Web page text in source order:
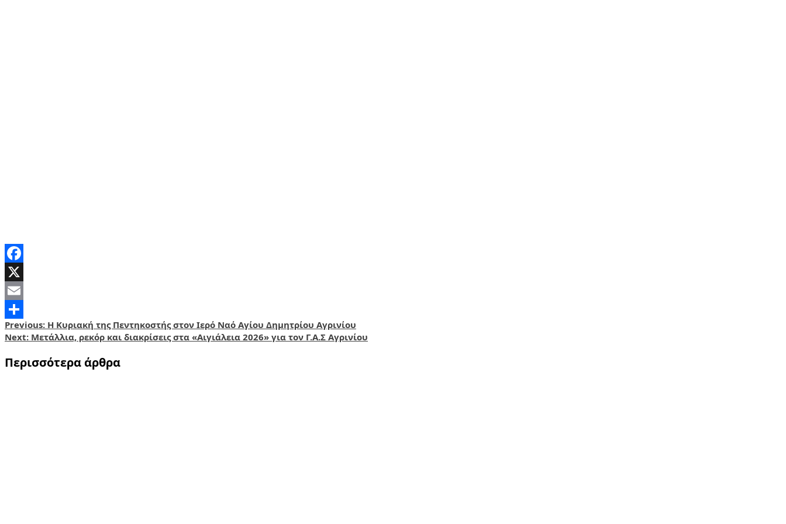
Facebook
X
Email
Share
Post
navigation
Previous: Η Κυριακή της Πεντηκοστής στον Ιερό Ναό Αγίου Δημητρίου Αγρινίου
Next: Μετάλλια, ρεκόρ και διακρίσεις στα «Αιγιάλεια 2026» για τον Γ.Α.Σ Αγρινίου
Περισσότερα άρθρα